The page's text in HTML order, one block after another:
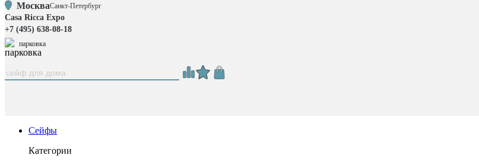
МоскваСанкт-Петербург
Casa Ricca Expo
+7 (495) 638-08-18
парковка
Сейфы
Категории